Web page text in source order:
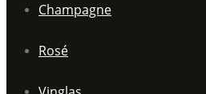
Champagne
Rosé